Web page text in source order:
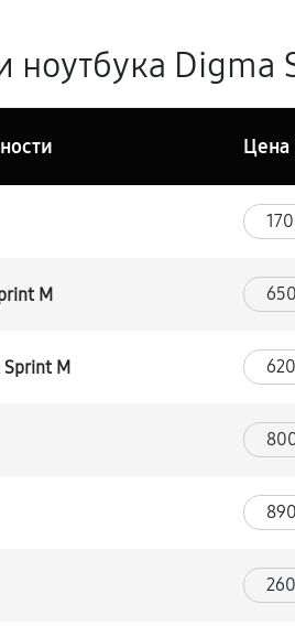
ноутбука Digma
Цена
M
Sprint M